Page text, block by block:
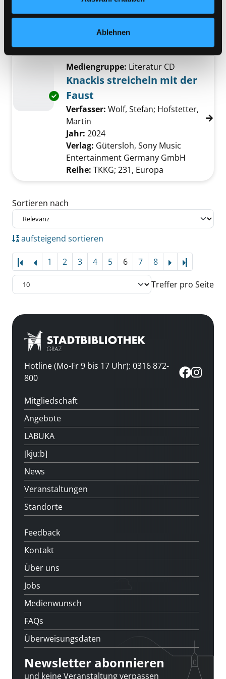
Ablehnen
Verlag
Übergeordnetes Werk:
Exemplar-Details von Knackis streicheln mit
Mediengruppe: Literatur CD
Knackis streicheln mit der
Faust
Verfasser: Wolf, Stefan; Hofstetter,
Martin
Jahr: 2024
Verlag: Gütersloh, Sony Music
Entertainment Germany GmbH
Reihe: TKKG; 231, Europa
Zu den Suchfiltern springen
Sortieren nach
aufsteigend sortieren
1 2 3 4 5 6 7 8
Treffer pro Seite
Hotline (Mo-Fr 9 bis 17 Uhr): 0316 872-
800
Mitgliedschaft
Angebote
LABUKA
[kju:b]
News
Veranstaltungen
Standorte
Feedback
Kontakt
Über uns
Jobs
Medienwunsch
FAQs
Überweisungsdaten
Newsletter abonnieren
und keine Veranstaltung verpassen